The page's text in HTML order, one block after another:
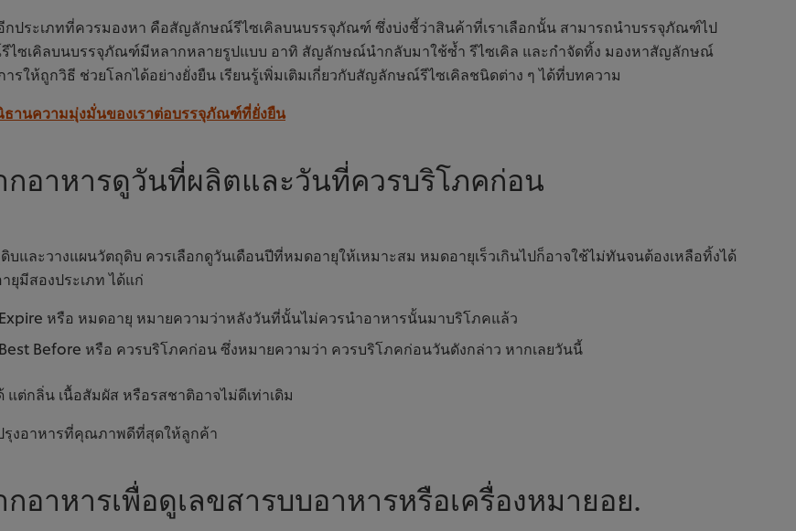
ระเภทที่ควรมองหา คือสัญลักษณ์รีไซเคิลบนบรรจุภัณฑ์ ซึ่งบ่งชี้ว่าสินค้าที่เราเลือกนั้น สามารถนำบรรจุภัณฑ์ไป
ไซเคิลบนบรรจุภัณฑ์มีหลากหลายรูปแบบ อาทิ สัญลักษณ์นำกลับมาใช้ซ้ำ รีไซเคิล และกำจัดทิ้ง มองหาสัญลักษณ์
ารให้ถูกวิธี ช่วยโลกได้อย่างยั่งยืน เรียนรู้เพิ่มเติมเกี่ยวกับสัญลักษณ์รีไซเคิลชนิดต่าง ๆ ได้ที่บทความ
านความมุ่งมั่นของเราต่อบรรจุภัณฑ์ที่ยั่งยืน
กอาหารดูวันที่ผลิตและวันที่ควรบริโภคก่อน
บและวางแผนวัตถุดิบ ควรเลือกดูวันเดือนปีที่หมดอายุให้เหมาะสม หมดอายุเร็วเกินไปก็อาจใช้ไม่ทันจนต้องเหลือทิ้งได้
ยุมีสองประเภท ได้แก่
Expire หรือ หมดอายุ หมายความว่าหลังวันที่นั้นไม่ควรนำอาหารนั้นมาบริโภคแล้ว
Before หรือ ควรบริโภคก่อน ซึ่งหมายความว่า ควรบริโภคก่อนวันดังกล่าว หากเลยวันนี้
แต่กลิ่น เนื้อสัมผัส หรือรสชาติอาจไม่ดีเท่าเดิม
รุงอาหารที่คุณภาพดีที่สุดให้ลูกค้า
อาหารเพื่อดูเลขสารบบอาหารหรือเครื่องหมายอย.